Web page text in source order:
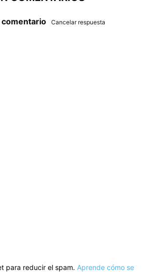
comentario Cancelar respuesta
para reducir el spam. Aprende cómo se